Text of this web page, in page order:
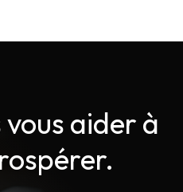
aider à